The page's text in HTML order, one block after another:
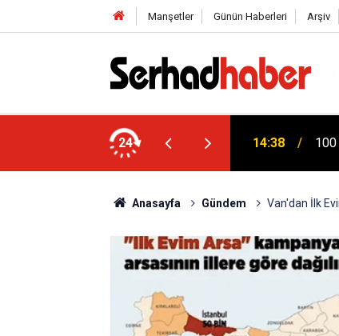
Manşetler Günün Haberleri Arşiv
24
Gökalp Eğitim Fakültesi Yeni
14:38 100
Anasayfa Gündem Van'dan İlk